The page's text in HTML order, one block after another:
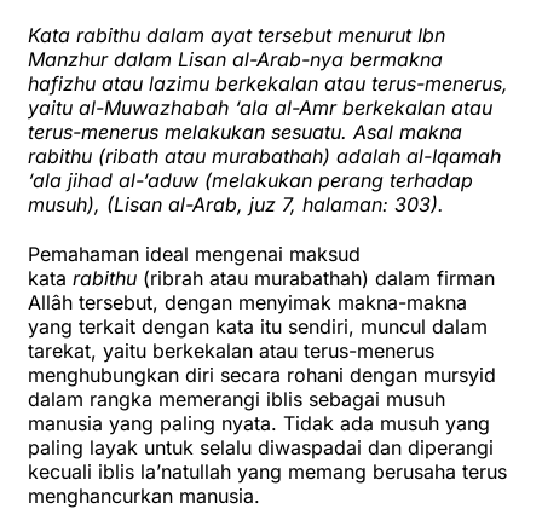
Kata rabithu dalam ayat tersebut menurut Ibn
Manzhur dalam Lisan al-Arab-nya bermakna
hafizhu atau lazimu berkekalan atau terus-menerus,
yaitu al-Muwazhabah ‘ala al-Amr berkekalan atau
terus-menerus melakukan sesuatu. Asal makna
rabithu (ribath atau murabathah) adalah al-Iqamah
‘ala jihad al-‘aduw (melakukan perang terhadap
musuh), (Lisan al-Arab, juz 7, halaman: 303).
Pemahaman ideal mengenai maksud
kata rabithu (ribrah atau murabathah) dalam firman
Allâh tersebut, dengan menyimak makna-makna
yang terkait dengan kata itu sendiri, muncul dalam
tarekat, yaitu berkekalan atau terus-menerus
menghubungkan diri secara rohani dengan mursyid
dalam rangka memerangi iblis sebagai musuh
manusia yang paling nyata. Tidak ada musuh yang
paling layak untuk selalu diwaspadai dan diperangi
kecuali iblis la’natullah yang memang berusaha terus
menghancurkan manusia.